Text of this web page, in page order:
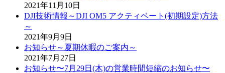
2021年11月10日
DJI技術情報～DJI OM5 アクティベート(初期設定)方法
～
2021年9月9日
お知らせ～夏期休暇のご案内～
2021年7月27日
お知らせ〜7月29日(木)の営業時間短縮のお知らせ〜